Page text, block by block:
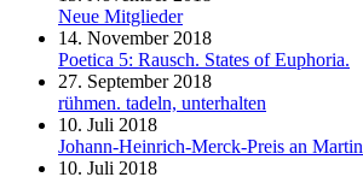
Neue Mitglieder
14. November 2018
Poetica 5: Rausch. States of Euphoria.
27. September 2018
rühmen. tadeln, unterhalten
10. Juli 2018
Johann-Heinrich-Merck-Preis an
10. Juli 2018